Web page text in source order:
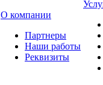
О компании
Партнеры
Наши работы
Реквизиты